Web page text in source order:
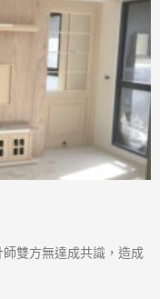
雙方無達成共識，造成